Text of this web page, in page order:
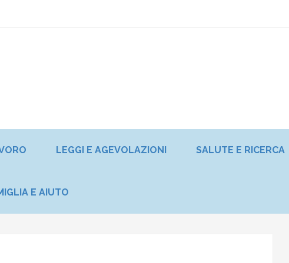
LEGGI E AGEVOLAZIONI SALUTE E RICERCA
E AIUTO